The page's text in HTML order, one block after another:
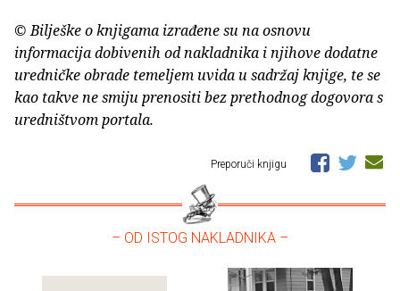
© Bilješke o knjigama izrađene su na osnovu
informacija dobivenih od nakladnika i njihove dodatne
uredničke obrade temeljem uvida u sadržaj knjige, te se
kao takve ne smiju prenositi bez prethodnog dogovora s
uredništvom portala.
Preporuči knjigu
– OD ISTOG NAKLADNIKA –